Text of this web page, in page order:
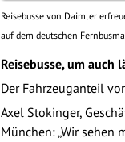
Reisebusse von Daimler
auf dem deutschen
Reisebusse, um auch
Der Fahrzeuganteil
Axel Stokinger,
München: „Wir